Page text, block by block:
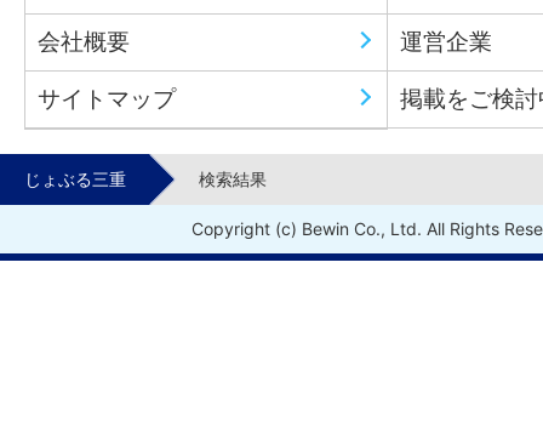
会社概要 運営企業
サイトマップ 掲載をご検
じょぶる三重 検索結果
Copyright (c) Bewin Co., Ltd. All Rights